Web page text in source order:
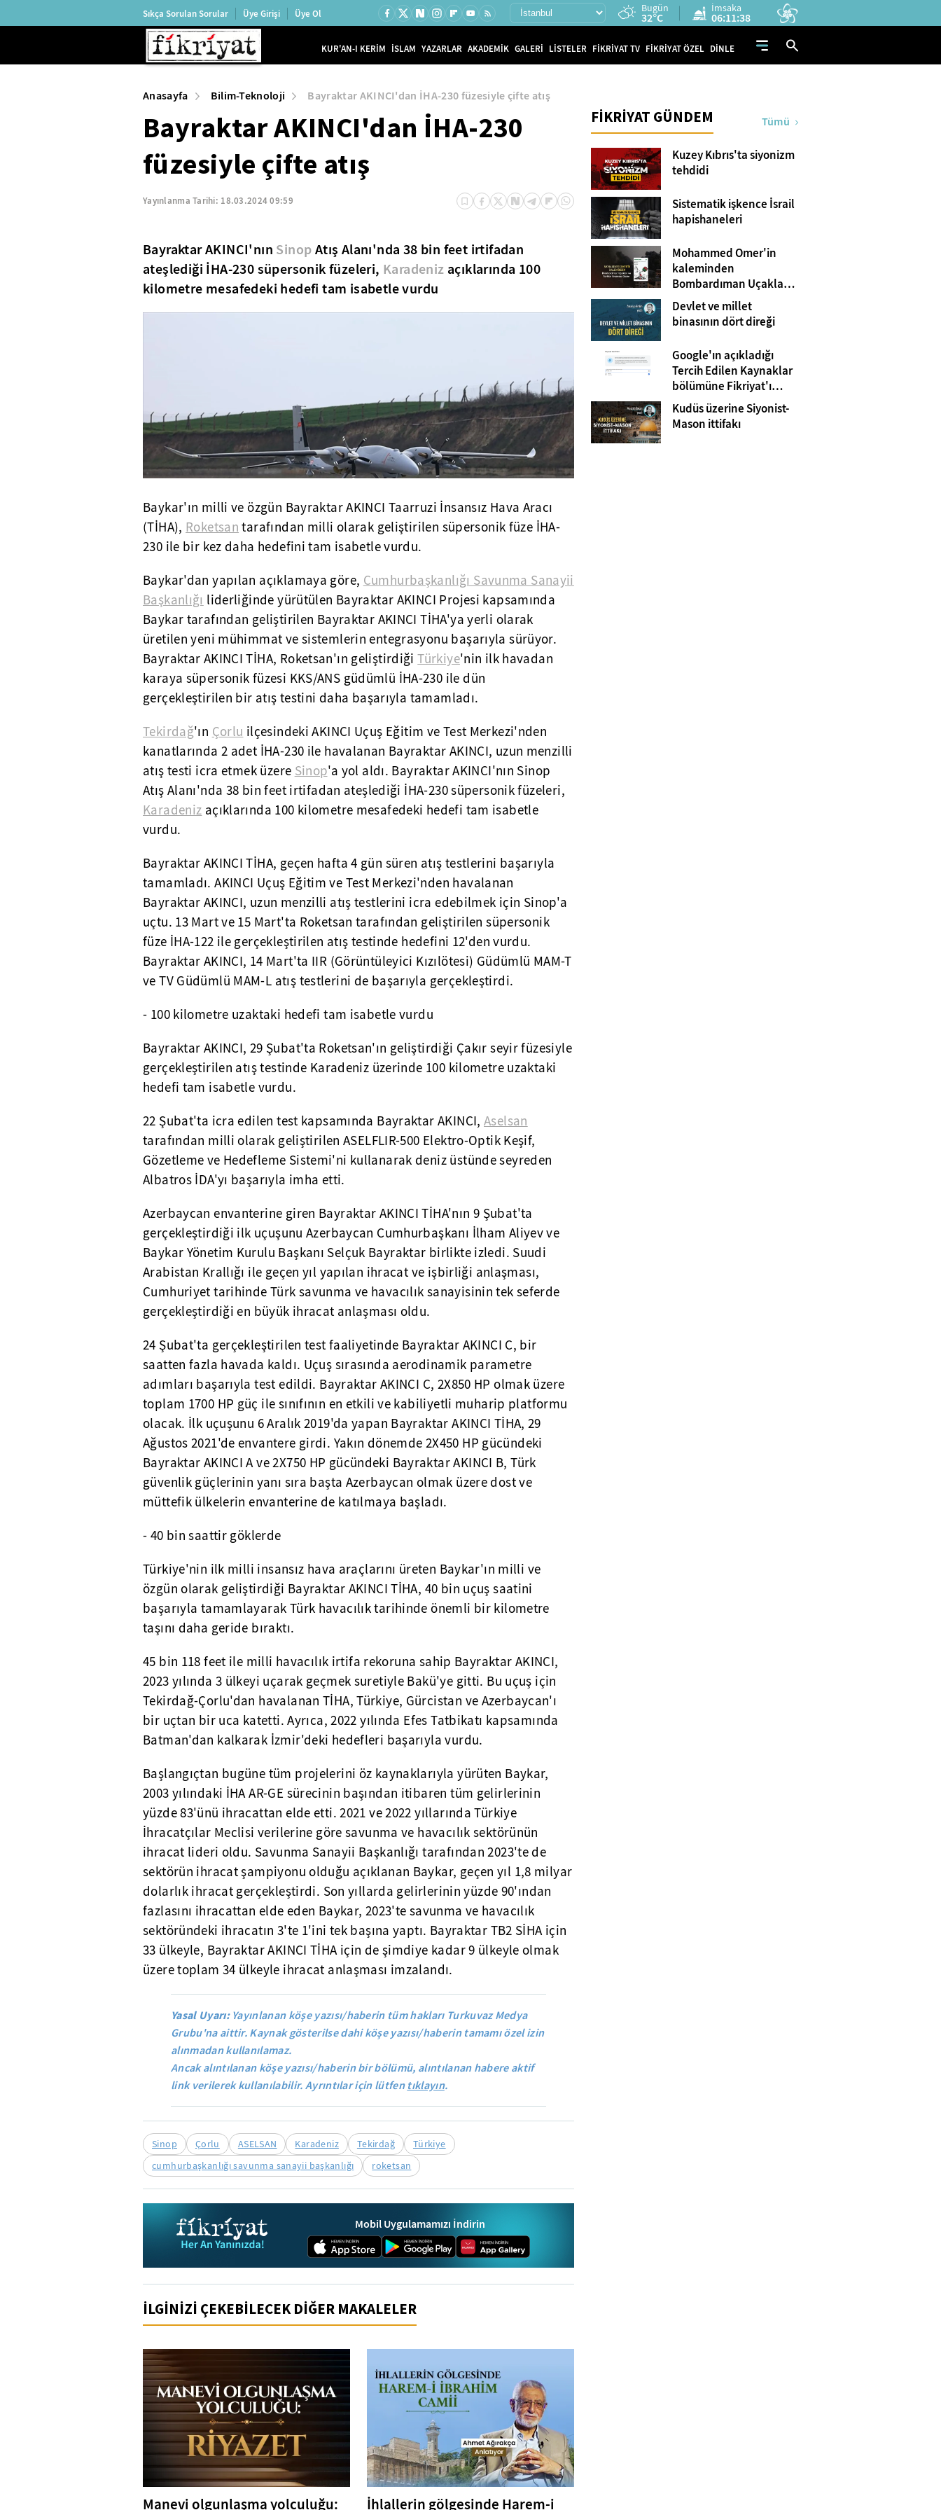
Sıkça Sorulan Sorular Üye Girişi Üye Ol Bugün
32°C
İmsaka
06:11:37
KUR'AN-I KERİM İSLAM YAZARLAR AKADEMİK GALERİ LİSTELER FİKRİYAT TV FİKRİYAT ÖZEL DİNLE
Anasayfa Bilim-Teknoloji Bayraktar AKINCI'dan İHA-230 füzesiyle çifte atış
Bayraktar AKINCI'dan İHA-230
füzesiyle çifte atış
Yayınlanma Tarihi: 18.03.2024 09:59
Bayraktar AKINCI'nın SinopAtış Alanı'nda 38 bin feet irtifadan
ateşlediği İHA-230 süpersonik füzeleri, Karadeniz açıklarında 100
kilometre mesafedeki hedefi tam isabetle vurdu
Baykar'ın milli ve özgün Bayraktar AKINCI Taarruzi İnsansız Hava Aracı
(TİHA), Roketsan tarafından milli olarak geliştirilen süpersonik füze İHA-
230 ile bir kez daha hedefini tam isabetle vurdu.
Baykar'dan yapılan açıklamaya göre, Cumhurbaşkanlığı Savunma Sanayii
Başkanlığı liderliğinde yürütülen Bayraktar AKINCI Projesi kapsamında
Baykar tarafından geliştirilen Bayraktar AKINCI TİHA'ya yerli olarak
üretilen yeni mühimmat ve sistemlerin entegrasyonu başarıyla sürüyor.
Bayraktar AKINCI TİHA, Roketsan'ın geliştirdiğiTürkiye'nin ilk havadan
karaya süpersonik füzesi KKS/ANS güdümlü İHA-230 ile dün
gerçekleştirilen bir atış testini daha başarıyla tamamladı.
Tekirdağ'ın Çorlu ilçesindeki AKINCI Uçuş Eğitim ve Test Merkezi'nden
kanatlarında 2 adet İHA-230 ile havalanan Bayraktar AKINCI, uzun menzilli
atış testi icra etmek üzere Sinop'a yol aldı. Bayraktar AKINCI'nın Sinop
Atış Alanı'nda 38 bin feet irtifadan ateşlediği İHA-230 süpersonik füzeleri,
Karadeniz açıklarında 100 kilometre mesafedeki hedefi tam isabetle
vurdu.
Bayraktar AKINCI TİHA, geçen hafta 4 gün süren atış testlerini başarıyla
tamamladı. AKINCI Uçuş Eğitim ve Test Merkezi'nden havalanan
Bayraktar AKINCI, uzun menzilli atış testlerini icra edebilmek için Sinop'a
uçtu. 13 Mart ve 15 Mart'ta Roketsan tarafından geliştirilen süpersonik
füze İHA-122 ile gerçekleştirilen atış testinde hedefini 12'den vurdu.
Bayraktar AKINCI, 14 Mart'ta IIR (Görüntüleyici Kızılötesi) Güdümlü MAM-T
ve TV Güdümlü MAM-L atış testlerini de başarıyla gerçekleştirdi.
- 100 kilometre uzaktaki hedefi tam isabetle vurdu
Bayraktar AKINCI, 29 Şubat'ta Roketsan'ın geliştirdiği Çakır seyir füzesiyle
gerçekleştirilen atış testinde Karadeniz üzerinde 100 kilometre uzaktaki
hedefi tam isabetle vurdu.
22 Şubat'ta icra edilen test kapsamında Bayraktar AKINCI,Aselsan
tarafından milli olarak geliştirilen ASELFLIR-500 Elektro-Optik Keşif,
Gözetleme ve Hedefleme Sistemi'ni kullanarak deniz üstünde seyreden
Albatros İDA'yı başarıyla imha etti.
Azerbaycan envanterine giren Bayraktar AKINCI TİHA'nın 9 Şubat'ta
gerçekleştirdiği ilk uçuşunu Azerbaycan Cumhurbaşkanı İlham Aliyev ve
Baykar Yönetim Kurulu Başkanı Selçuk Bayraktar birlikte izledi. Suudi
Arabistan Krallığı ile geçen yıl yapılan ihracat ve işbirliği anlaşması,
Cumhuriyet tarihinde Türk savunma ve havacılık sanayisinin tek seferde
gerçekleştirdiği en büyük ihracat anlaşması oldu.
24 Şubat'ta gerçekleştirilen test faaliyetinde Bayraktar AKINCI C, bir
saatten fazla havada kaldı. Uçuş sırasında aerodinamik parametre
adımları başarıyla test edildi. Bayraktar AKINCI C, 2X850 HP olmak üzere
toplam 1700 HP güç ile sınıfının en etkili ve kabiliyetli muharip platformu
olacak. İlk uçuşunu 6 Aralık 2019'da yapan Bayraktar AKINCI TİHA, 29
Ağustos 2021'de envantere girdi. Yakın dönemde 2X450 HP gücündeki
Bayraktar AKINCI A ve 2X750 HP gücündeki Bayraktar AKINCI B, Türk
güvenlik güçlerinin yanı sıra başta Azerbaycan olmak üzere dost ve
müttefik ülkelerin envanterine de katılmaya başladı.
- 40 bin saattir göklerde
Türkiye'nin ilk milli insansız hava araçlarını üreten Baykar'ın milli ve
özgün olarak geliştirdiği Bayraktar AKINCI TİHA, 40 bin uçuş saatini
başarıyla tamamlayarak Türk havacılık tarihinde önemli bir kilometre
taşını daha geride bıraktı.
45 bin 118 feet ile milli havacılık irtifa rekoruna sahip Bayraktar AKINCI,
2023 yılında 3 ülkeyi uçarak geçmek suretiyle Bakü'ye gitti. Bu uçuş için
Tekirdağ-Çorlu'dan havalanan TİHA, Türkiye, Gürcistan ve Azerbaycan'ı
bir uçtan bir uca katetti. Ayrıca, 2022 yılında Efes Tatbikatı kapsamında
Batman'dan kalkarak İzmir'deki hedefleri başarıyla vurdu.
Başlangıçtan bugüne tüm projelerini öz kaynaklarıyla yürüten Baykar,
2003 yılındaki İHA AR-GE sürecinin başından itibaren tüm gelirlerinin
yüzde 83'ünü ihracattan elde etti. 2021 ve 2022 yıllarında Türkiye
İhracatçılar Meclisi verilerine göre savunma ve havacılık sektörünün
ihracat lideri oldu. Savunma Sanayii Başkanlığı tarafından 2023'te de
sektörün ihracat şampiyonu olduğu açıklanan Baykar, geçen yıl 1,8 milyar
dolarlık ihracat gerçekleştirdi. Son yıllarda gelirlerinin yüzde 90'ından
fazlasını ihracattan elde eden Baykar, 2023'te savunma ve havacılık
sektöründeki ihracatın 3'te 1'ini tek başına yaptı. Bayraktar TB2 SİHA için
33 ülkeyle, Bayraktar AKINCI TİHA için de şimdiye kadar 9 ülkeyle olmak
üzere toplam 34 ülkeyle ihracat anlaşması imzalandı.
Yasal Uyarı:Yayınlanan köşe yazısı/haberin tüm hakları Turkuvaz Medya
Grubu'na aittir. Kaynak gösterilse dahi köşe yazısı/haberin tamamı özel izin
alınmadan kullanılamaz.
Ancak alıntılanan köşe yazısı/haberin bir bölümü, alıntılanan habere aktif
link verilerek kullanılabilir. Ayrıntılar için lütfentıklayın.
Sinop Çorlu ASELSAN Karadeniz Tekirdağ
Türkiye
cumhurbaşkanlığı savunma sanayii başkanlığı
roketsan
Mobil Uygulamamızı İndirin
İLGİNİZİ ÇEKEBİLECEK DİĞER MAKALELER
Manevi olgunlaşma yolculuğu: İhlallerin gölgesinde Harem-i
FİKRİYAT GÜNDEM Tümü
Kuzey Kıbrıs'ta siyonizm
tehdidi
Sistematik işkence İsrail
hapishaneleri
Mohammed Omer'in
kaleminden
Bombardıman Uçakları
ve Tanklar Arasında
Gazze
Devlet ve millet
binasının dört direği
Google'ın açıkladığı
Tercih Edilen Kaynaklar
bölümüne Fikriyat'ı
eklemeyi unutmayın!
Kudüs üzerine Siyonist-
Mason ittifakı